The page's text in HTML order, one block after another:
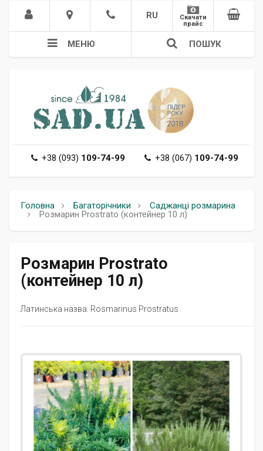
RU
Скачати
прайс
МЕНЮ ПОШУК
+38 (093) 109-74-99 +38 (067) 109-74-99
Головна Багаторічники
Саджанці розмаринa
Розмарин Prostrato (контейнер 10 л)
Розмарин Prostrato
(контейнер 10 л)
Латинська назва: Rosmarinus Prostratus